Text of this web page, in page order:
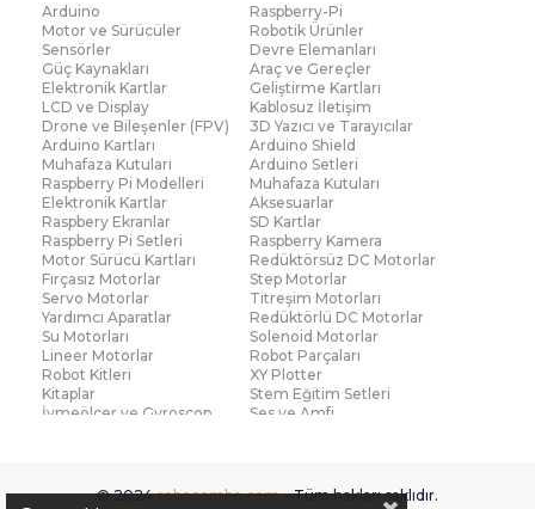
Arduino
Raspberry-Pi
Motor ve Sürücüler
Robotik Ürünler
Sensörler
Devre Elemanları
Güç Kaynakları
Araç ve Gereçler
Elektronik Kartlar
Geliştirme Kartları
LCD ve Display
Kablosuz İletişim
Drone ve Bileşenler (FPV)
3D Yazıcı ve Tarayıcılar
Arduino Kartları
Arduino Shield
Muhafaza Kutuları
Arduino Setleri
Raspberry Pi Modelleri
Muhafaza Kutuları
Elektronik Kartlar
Aksesuarlar
Raspbery Ekranlar
SD Kartlar
Raspberry Pi Setleri
Raspberry Kamera
Motor Sürücü Kartları
Redüktörsüz DC Motorlar
Fırçasız Motorlar
Step Motorlar
Servo Motorlar
Titreşim Motorları
Yardımcı Aparatlar
Redüktörlü DC Motorlar
Su Motorları
Solenoid Motorlar
Lineer Motorlar
Robot Parçaları
Robot Kitleri
XY Plotter
Kitaplar
Stem Eğitim Setleri
İvmeölçer ve Gyroscop
Ses ve Amfi
Voltaj ve Akım
Titreşim
© 2024 robocombo.com - Tüm hakları saklıdır.